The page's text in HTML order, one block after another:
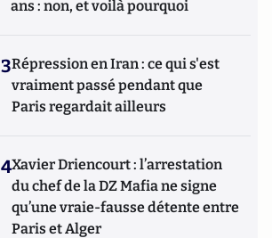
ans : non, et voilà pourquoi
3Répression en Iran : ce qui s'est
vraiment passé pendant que
Paris regardait ailleurs
4Xavier Driencourt : l’arrestation
du chef de la DZ Mafia ne signe
qu’une vraie-fausse détente entre
Paris et Alger